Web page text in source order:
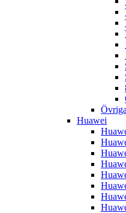
Huawei